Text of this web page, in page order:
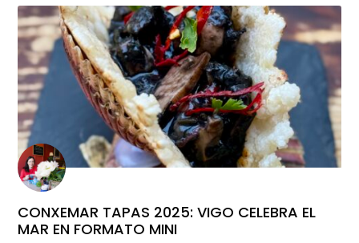
CONXEMAR TAPAS 2025: VIGO CELEBRA EL
MAR EN FORMATO MINI